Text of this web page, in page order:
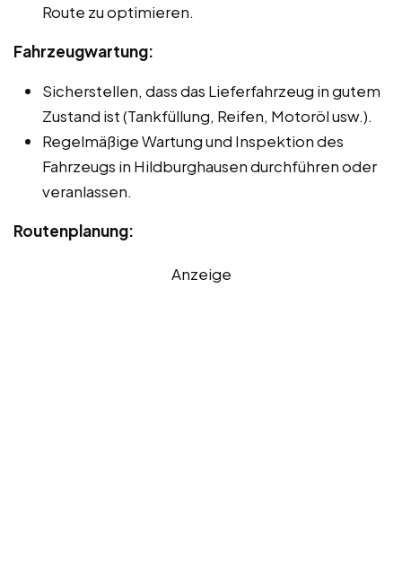
Route zu optimieren.
Fahrzeugwartung:
Sicherstellen, dass das Lieferfahrzeug in gutem
Zustand ist (Tankfüllung, Reifen, Motoröl usw.).
Regelmäßige Wartung und Inspektion des
Fahrzeugs in Hildburghausen durchführen oder
veranlassen.
Routenplanung:
Anzeige